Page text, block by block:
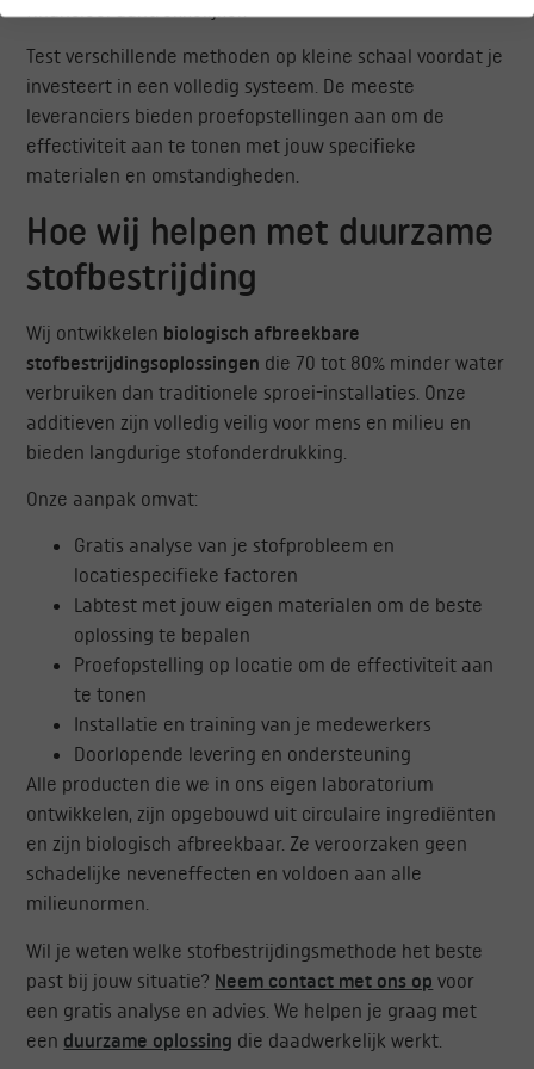
Test verschillende methoden op kleine schaal voordat je
investeert in een volledig systeem. De meeste
leveranciers bieden proefopstellingen aan om de
effectiviteit aan te tonen met jouw specifieke
materialen en omstandigheden.
Hoe wij helpen met duurzame
stofbestrijding
Wij ontwikkelen biologisch afbreekbare
stofbestrijdingsoplossingen die 70 tot 80% minder water
verbruiken dan traditionele sproei-installaties. Onze
additieven zijn volledig veilig voor mens en milieu en
bieden langdurige stofonderdrukking.
Onze aanpak omvat:
Gratis analyse van je stofprobleem en
locatiespecifieke factoren
Labtest met jouw eigen materialen om de beste
oplossing te bepalen
Proefopstelling op locatie om de effectiviteit aan
te tonen
Installatie en training van je medewerkers
Doorlopende levering en ondersteuning
Alle producten die we in ons eigen laboratorium
ontwikkelen, zijn opgebouwd uit circulaire ingrediënten
en zijn biologisch afbreekbaar. Ze veroorzaken geen
schadelijke neveneffecten en voldoen aan alle
milieunormen.
Wil je weten welke stofbestrijdingsmethode het beste
past bij jouw situatie? Neem contact met ons op voor
een gratis analyse en advies. We helpen je graag met
een duurzame oplossing die daadwerkelijk werkt.